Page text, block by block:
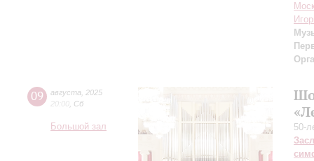
09 августа
2025
20:00 Сб
Большой зал
50-